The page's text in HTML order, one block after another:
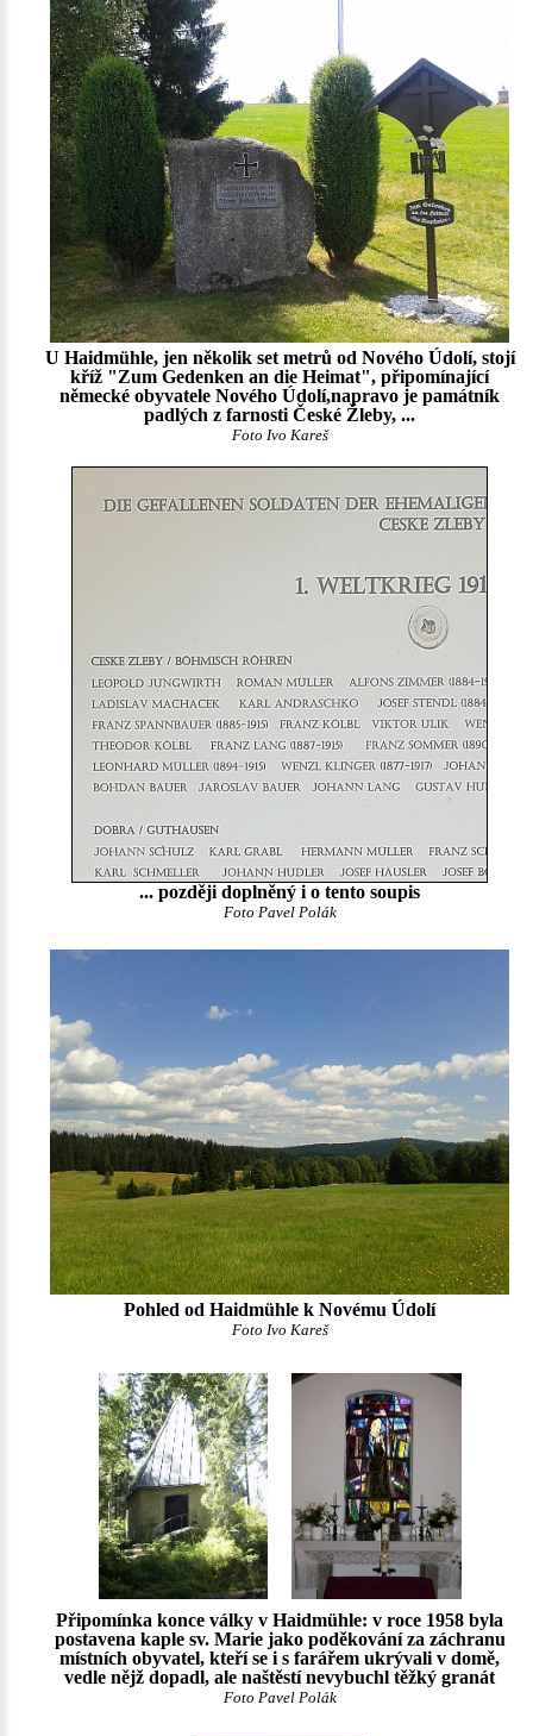
U Haidmühle, jen několik set metrů od Nového Údolí, stojí
kříž "Zum Gedenken an die Heimat", připomínající
německé obyvatele Nového Údolí,napravo je památník
padlých z farnosti České Žleby, ...
Foto Ivo Kareš
... později doplněný i o tento soupis
Foto Pavel Polák
Pohled od Haidmühle k Novému Údolí
Foto Ivo Kareš
Připomínka konce války v Haidmühle: v roce 1958 byla
postavena kaple sv. Marie jako poděkování za záchranu
místních obyvatel, kteří se i s farářem ukrývali v domě,
vedle nějž dopadl, ale naštěstí nevybuchl těžký granát
Foto Pavel Polák